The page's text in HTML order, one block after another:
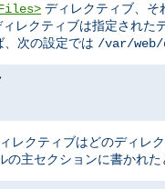
ディレクティブ、そ
レクティブは指定された
次の設定では /var/
レクティブはどのディレ
の主セクションに書かれ